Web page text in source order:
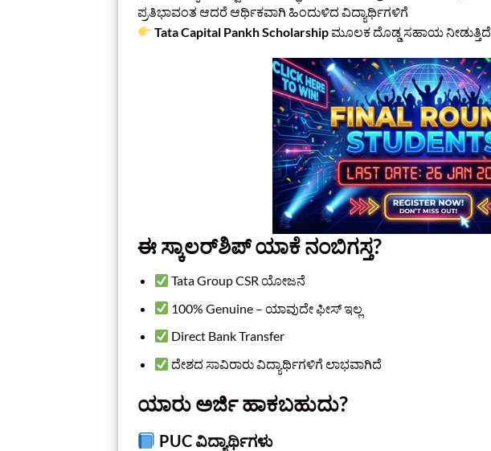
ಪ್ರತಿಭಾವಂತ ಆದರೆ ಆರ್ಥಿಕವಾಗಿ ಹಿಂದುಳಿದ ವಿದ್ಯಾರ್ಥಿಗಳಿಗೆ
Tata Capital Pankh Scholarshipಮೂಲಕ ದೊಡ್ಡ ಸಹಾಯ ನೀಡುತ್ತಿದೆ.
ಈ ಸ್ಕಾಲರ್‌ಶಿಪ್ ಯಾಕೆ ನಂಬಿಗಸ್ತ?
Tata Group CSR ಯೋಜನೆ
100% Genuine – ಯಾವುದೇ ಫೀಸ್ ಇಲ್ಲ
Direct Bank Transfer
ದೇಶದ ಸಾವಿರಾರು ವಿದ್ಯಾರ್ಥಿಗಳಿಗೆ ಲಾಭವಾಗಿದೆ
ಯಾರು ಅರ್ಜಿ ಹಾಕಬಹುದು?
PUC ವಿದ್ಯಾರ್ಥಿಗಳು